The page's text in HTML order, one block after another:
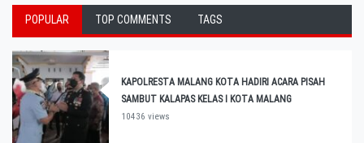
POPULAR TOP COMMENTS TAGS
KAPOLRESTA MALANG KOTA HADIRI ACARA PISAH
SAMBUT KALAPAS KELAS I KOTA MALANG
10436 views